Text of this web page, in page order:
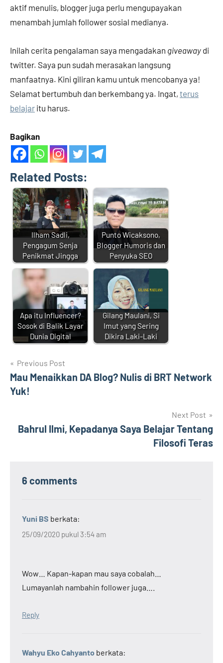
aktif menulis, blogger juga perlu mengupayakan
menambah jumlah follower sosial medianya.
Inilah cerita pengalaman saya mengadakan giveaway di
twitter. Saya pun sudah merasakan langsung
manfaatnya. Kini giliran kamu untuk mencobanya ya!
Selamat bertumbuh dan berkembang ya. Ingat, terus
belajar itu harus.
Bagikan
Related Posts:
Ilham Sadli,
Pengagum Senja
Penikmat Jingga
Punto Wicaksono,
Blogger Humoris dan
Penyuka SEO
Apa itu Influencer?
Sosok di Balik Layar
Dunia Digital
Gilang Maulani, Si
Imut yang Sering
Dikira Laki-Laki
Navigasi
pos
Previous Post
Mau Menaikkan DA Blog? Nulis di BRT Network
Yuk!
Next Post
Bahrul Ilmi, Kepadanya Saya Belajar Tentang
Filosofi Teras
6 comments
Yuni BS berkata:
25/09/2020 pukul 3:54 am
Wow… Kapan-kapan mau saya cobalah…
Lumayanlah nambahin follower juga….
Reply
Wahyu Eko Cahyanto berkata: